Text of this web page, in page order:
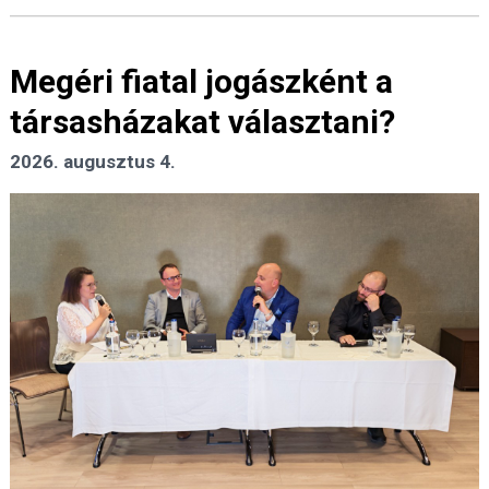
Megéri fiatal jogászként a
társasházakat választani?
2026. augusztus 4.